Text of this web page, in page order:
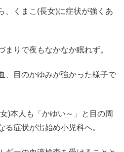
、くまこ(長女)に症状が強くあ
りで夜もなかなか眠れず。
、目のかゆみが強かった様子で
)本人も「かゆい～」と目の周
る症状が出始め小児科へ。